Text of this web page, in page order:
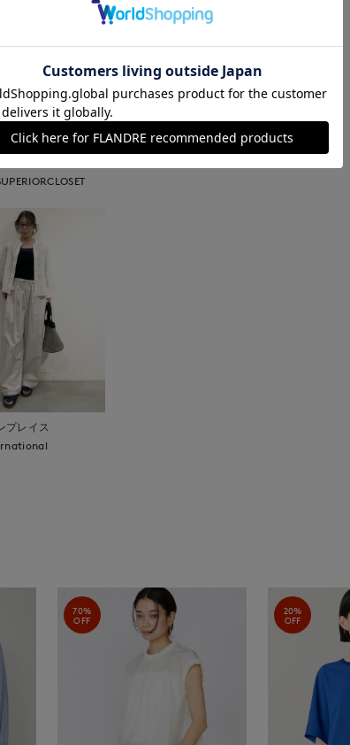
プレイス
70%
OFF
20%
OFF